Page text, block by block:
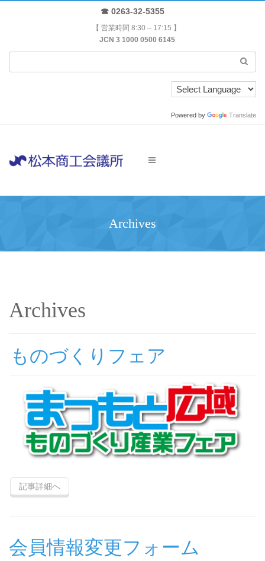
☎ 0263-32-5355
【 営業時間 8:30 – 17:15 】
JCN 3 1000 0500 6145
Powered by Translate
Archives
Archives
ものづくりフェア
記事詳細へ
会員情報変更フォーム